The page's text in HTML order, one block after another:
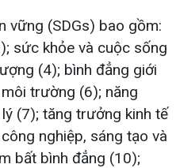
vững (SDGs) bao gồm:
sức khỏe và cuộc sống
(4); bình đẳng giới
trường (6); năng
(7); tăng trưởng kinh tế
nghiệp, sáng tạo và
bất bình đẳng (10);